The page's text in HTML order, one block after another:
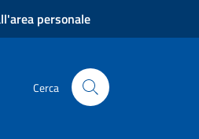
personale
Cerca